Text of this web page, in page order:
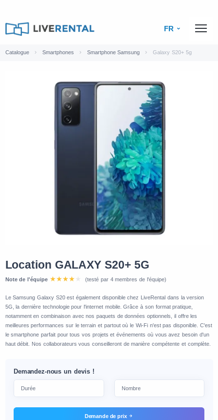
FR
Catalogue Smartphones Smartphone Samsung Galaxy S20+ 5g
Location GALAXY S20+ 5G
Note de l'équipe (testé par 4 membres de l'équipe)
Le Samsung Galaxy S20 est également disponible chez LiveRental dans la version
5G, la dernière technologie pour l'internet mobile. Grâce à son format pratique,
notamment en combinaison avec nos paquets de données optionnels, il offre les
meilleures performances sur le terrain et partout où le Wi-Fi n'est pas disponible. C'est
le smartphone parfait pour tous vos projets et événements où vous avez besoin d'un
haut débit. Nos collaborateurs vous conseilleront de manière compétente et complète.
Demandez-nous un devis !
Demande de prix